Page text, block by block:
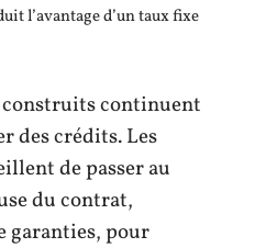
l’avantage d’un taux fixe
construits continuent
des crédits. Les
de passer au
du contrat,
garanties, pour